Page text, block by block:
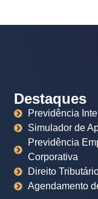
Destaques
Previdência
Simulador de
Previdência
Corporativa
Direito
Agendamento